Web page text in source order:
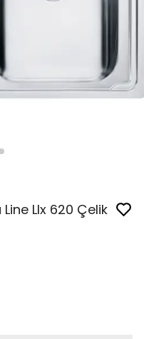
Llx 620 Çelik